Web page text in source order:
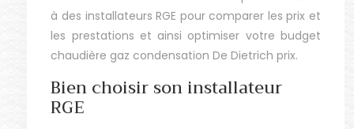
à des installateurs RGE pour comparer les prix et
les prestations et ainsi optimiser votre budget
chaudière gaz condensation De Dietrich prix.
Bien choisir son installateur
RGE